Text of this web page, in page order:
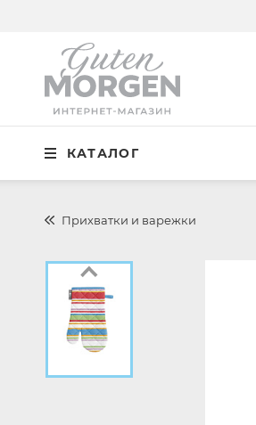
КАТАЛОГ
8 800 100 34 50
Звонок по России бесплатный
Спальня
Кухня
Ванная
Готовые решения
Распродажа
Прихватки и варежки